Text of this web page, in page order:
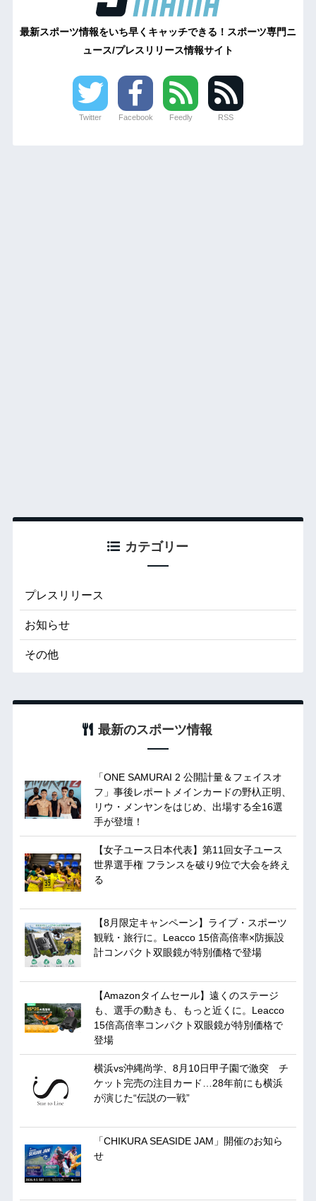
最新スポーツ情報をいち早くキャッチできる！スポーツ専門ニ
ュース/プレスリリース情報サイト
Twitter Facebook Feedly RSS
カテゴリー
プレスリリース
お知らせ
その他
最新のスポーツ情報
「ONE SAMURAI 2 公開計量＆フェイスオ
フ」事後レポートメインカードの野杁正明、
リウ・メンヤンをはじめ、出場する全16選
手が登壇！
【女子ユース日本代表】第11回女子ユース
世界選手権 フランスを破り9位で大会を終え
る
【8月限定キャンペーン】ライブ・スポーツ
観戦・旅行に。Leacco 15倍高倍率×防振設
計コンパクト双眼鏡が特別価格で登場
【Amazonタイムセール】遠くのステージ
も、選手の動きも、もっと近くに。Leacco
15倍高倍率コンパクト双眼鏡が特別価格で
登場
横浜vs沖縄尚学、8月10日甲子園で激突 チ
ケット完売の注目カード…28年前にも横浜
が演じた“伝説の一戦”
「CHIKURA SEASIDE JAM」開催のお知ら
せ